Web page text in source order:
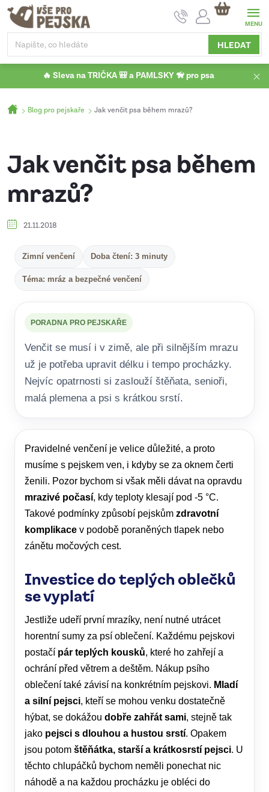
Přejít
obsah
HLEDAT
NÁKUPNÍ
KOŠÍK
🔥 Sleva na TRIČKA 🎒 a PAMLSKY 🦮 pro psa
Domů
Blog pro pejskaře Jak venčit psa během mrazů?
Jak venčit psa během
mrazů?
21.11.2018
Zimní venčení Doba čtení: 3 minuty
Téma: mráz a bezpečné venčení
PORADNA PRO PEJSKAŘE
Venčit se musí i v zimě, ale při silnějším mrazu
už je potřeba upravit délku i tempo procházky.
Nejvíc opatrnosti si zaslouží štěňata, senioři,
malá plemena a psi s krátkou srstí.
Pravidelné venčení je velice důležité, a proto
musíme s pejskem ven, i kdyby se za oknem čerti
ženili. Pozor bychom si však měli dávat na opravdu
mrazivé počasí, kdy teploty klesají pod -5 °C.
Takové podmínky způsobí pejskům zdravotní
komplikace v podobě poraněných tlapek nebo
zánětu močových cest.
Investice do teplých oblečků
se vyplatí
Jestliže udeří první mrazíky, není nutné utrácet
horentní sumy za psí oblečení. Každému pejskovi
postačí pár teplých kousků, které ho zahřejí a
ochrání před větrem a deštěm. Nákup psího
oblečení také závisí na konkrétním pejskovi. Mladí
a silní pejsci, kteří se mohou venku dostatečně
hýbat, se dokážou dobře zahřát sami, stejně tak
jako pejsci s dlouhou a hustou srstí. Opakem
jsou potom štěňátka, starší a krátkosrstí pejsci. U
těchto chlupáčků bychom neměli ponechat nic
náhodě a na každou procházku je obléci do